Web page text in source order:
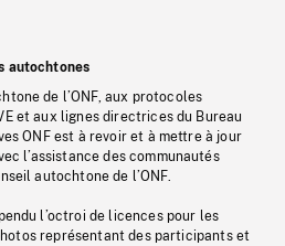
autochtones
de l’ONF, aux protocoles
et aux lignes directrices du Bureau
ONF est à revoir et à mettre à jour
l’assistance des communautés
autochtone de l’ONF.
l’octroi de licences pour les
représentant des participants et